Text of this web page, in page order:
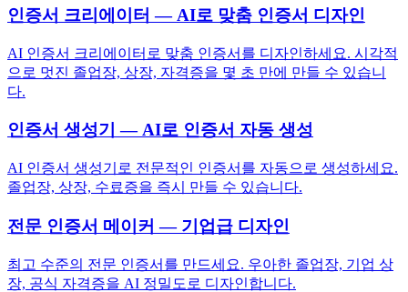
인증서 크리에이터 — AI로 맞춤 인증서 디자인
AI 인증서 크리에이터로 맞춤 인증서를 디자인하세요. 시각적
으로 멋진 졸업장, 상장, 자격증을 몇 초 만에 만들 수 있습니
다.
인증서 생성기 — AI로 인증서 자동 생성
AI 인증서 생성기로 전문적인 인증서를 자동으로 생성하세요.
졸업장, 상장, 수료증을 즉시 만들 수 있습니다.
전문 인증서 메이커 — 기업급 디자인
최고 수준의 전문 인증서를 만드세요. 우아한 졸업장, 기업 상
장, 공식 자격증을 AI 정밀도로 디자인합니다.